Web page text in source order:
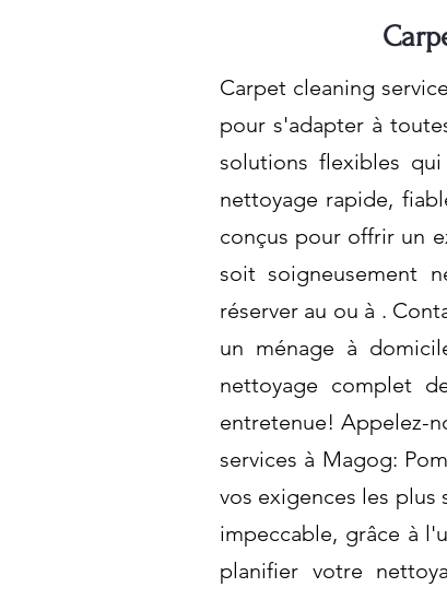
Carpet cleaning
pour s'adapter à
solutions flexibles
nettoyage rapide,
conçus pour offrir un
soit soigneusement
réserver au ou à .
un ménage à
nettoyage complet
entretenue! Appelez-
services à Magog:
vos exigences les
impeccable, grâce à
planifier votre